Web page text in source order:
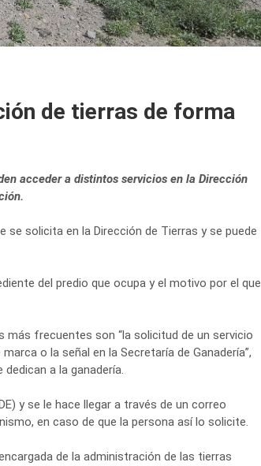
de tierras de forma
acceder a distintos servicios en la Dirección
solicita en la Dirección de Tierras y se puede
del predio que ocupa y el motivo por el que
más frecuentes son “la solicitud de un servicio
o la señal en la Secretaría de Ganadería”,
a la ganadería.
y se le hace llegar a través de un correo
en caso de que la persona así lo solicite.
de la administración de las tierras